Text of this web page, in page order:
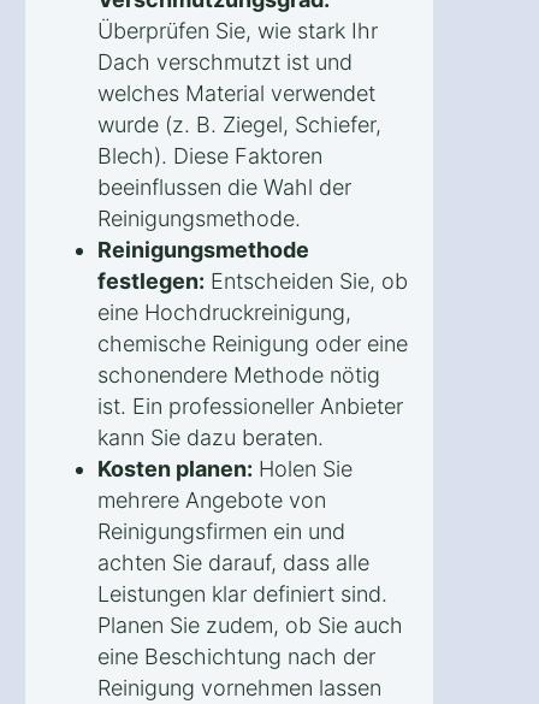
Überprüfen Sie, wie stark Ihr
Dach verschmutzt ist und
welches Material verwendet
wurde (z. B. Ziegel, Schiefer,
Blech). Diese Faktoren
beeinflussen die Wahl der
Reinigungsmethode.
Reinigungsmethode
festlegen: Entscheiden Sie, ob
eine Hochdruckreinigung,
chemische Reinigung oder eine
schonendere Methode nötig
ist. Ein professioneller Anbieter
kann Sie dazu beraten.
Kosten planen: Holen Sie
mehrere Angebote von
Reinigungsfirmen ein und
achten Sie darauf, dass alle
Leistungen klar definiert sind.
Planen Sie zudem, ob Sie auch
eine Beschichtung nach der
Reinigung vornehmen lassen